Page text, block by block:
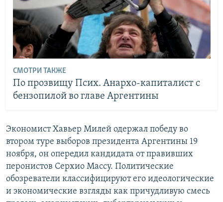
СМОТРИ ТАКЖЕ
По прозвищу Псих. Анархо-капиталист с
бензопилой во главе Аргентины
Экономист Хавьер Милей одержал победу во
втором туре выборов президента Аргентины 19
ноября, он опередил кандидата от правивших
перонистов Серхио Массу. Политические
обозреватели классифицируют его идеологические
и экономические взгляды как причудливую смесь